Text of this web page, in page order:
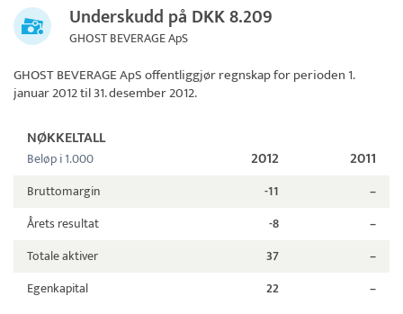
Underskudd på DKK 8.209
GHOST BEVERAGE ApS
GHOST BEVERAGE ApSoffentliggjør regnskap for perioden 1.
januar 2012 til 31. desember 2012.
NØKKELTALL
Beløp i 1.000 2012 2011
Bruttomargin -11
–
Årets resultat
-8
–
Totale aktiver
37
–
Egenkapital
22 –